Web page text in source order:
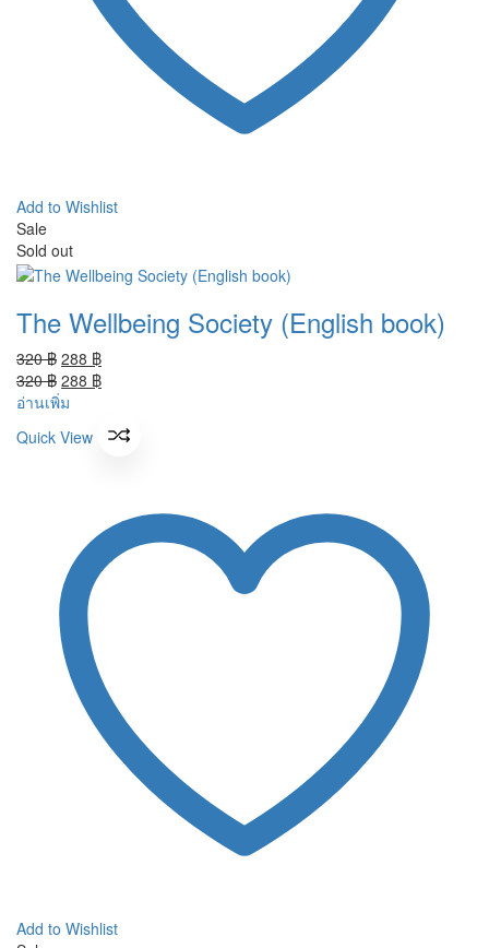
Add to Wishlist
Sale
Sold out
The Wellbeing Society (English book)
320฿ Original
price
was:
288 ฿Current
price
320฿ Original
price
320 ฿.
288 ฿Current
288 ฿.
อ่านเพิ่ม
Quick View
Add to Wishlist